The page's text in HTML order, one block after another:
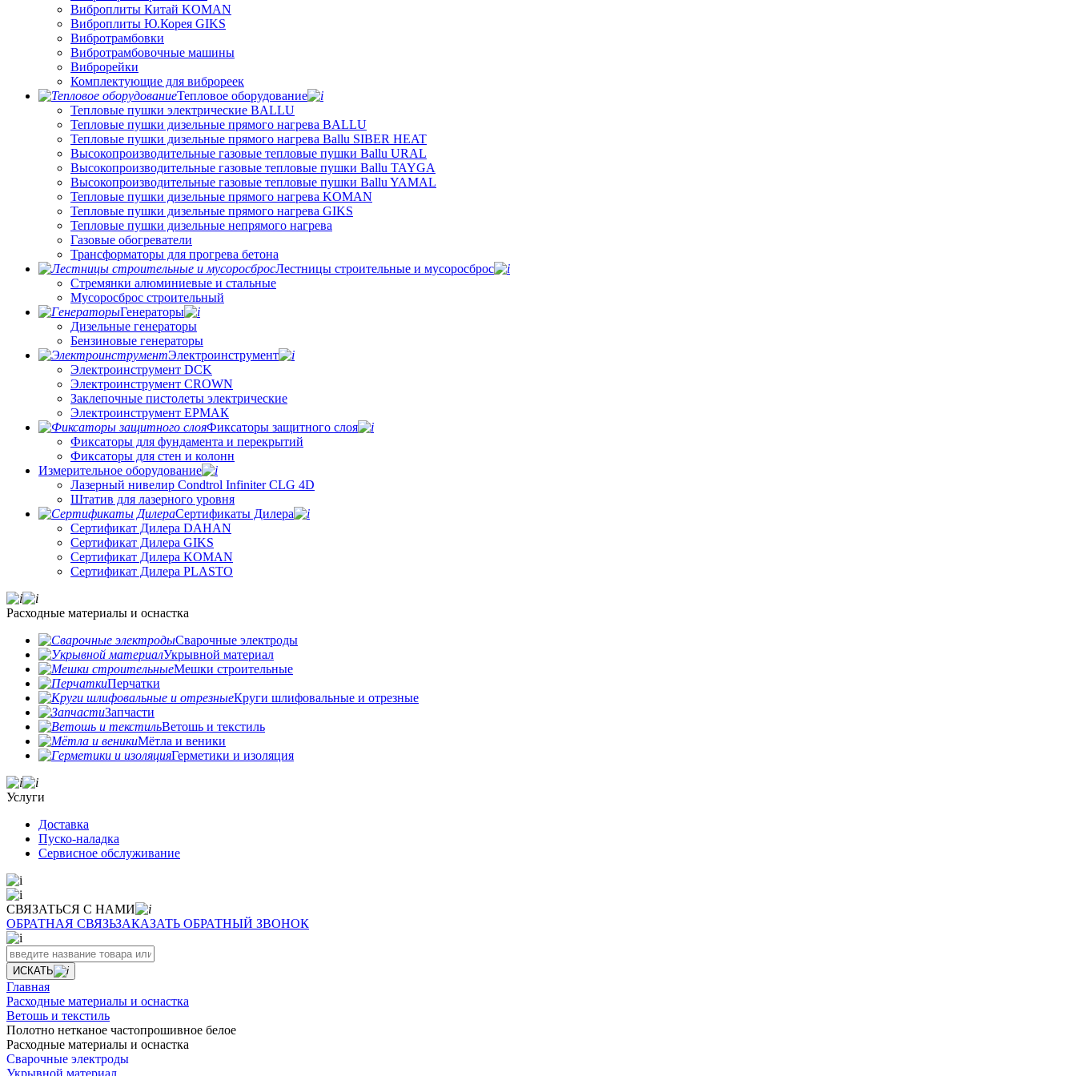
Виброплиты Китай KOMAN
Виброплиты Ю.Корея GIKS
Вибротрамбовки
Вибротрамбовочные машины
Виброрейки
Комплектующие для виброреек
Тепловое оборудование
Тепловые пушки электрические BALLU
Тепловые пушки дизельные прямого нагрева BALLU
Тепловые пушки дизельные прямого нагрева Ballu SIBER HEAT
Высокопроизводительные газовые тепловые пушки Ballu URAL
Высокопроизводительные газовые тепловые пушки Ballu TAYGA
Высокопроизводительные газовые тепловые пушки Ballu YAMAL
Тепловые пушки дизельные прямого нагрева KOMAN
Тепловые пушки дизельные прямого нагрева GIKS
Тепловые пушки дизельные непрямого нагрева
Газовые обогреватели
Трансформаторы для прогрева бетона
Лестницы строительные и мусоросброс
Стремянки алюминиевые и стальные
Мусоросброс строительный
Генераторы
Дизельные генераторы
Бензиновые генераторы
Электроинструмент
Электроинструмент DCK
Электроинструмент CROWN
Заклепочные пистолеты электрические
Электроинструмент ЕРМАК
Фиксаторы защитного слоя
Фиксаторы для фундамента и перекрытий
Фиксаторы для стен и колонн
Измерительное оборудование
Лазерный нивелир Condtrol Infiniter CLG 4D
Штатив для лазерного уровня
Сертификаты Дилера
Сертификат Дилера DAHAN
Сертификат Дилера GIKS
Сертификат Дилера KOMAN
Сертификат Дилера PLASTO
Расходные материалы и оснастка
Сварочные электроды
Укрывной материал
Мешки строительные
Перчатки
Круги шлифовальные и отрезные
Запчасти
Ветошь и текстиль
Мётла и веники
Герметики и изоляция
Услуги
Доставка
Пуско-наладка
Сервисное обслуживание
СВЯЗАТЬСЯ С НАМИ
ОБРАТНАЯ СВЯЗЬЗАКАЗАТЬ ОБРАТНЫЙ ЗВОНОК
ИСКАТЬ
Главная
Расходные материалы и оснастка
Ветошь и текстиль
Полотно нетканое частопрошивное белое
Расходные материалы и оснастка
Сварочные электроды
Укрывной материал